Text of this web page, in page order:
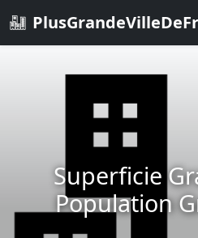
Superficie
Population